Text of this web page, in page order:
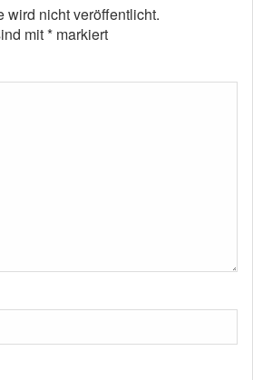
wird nicht veröffentlicht.
mit* markiert